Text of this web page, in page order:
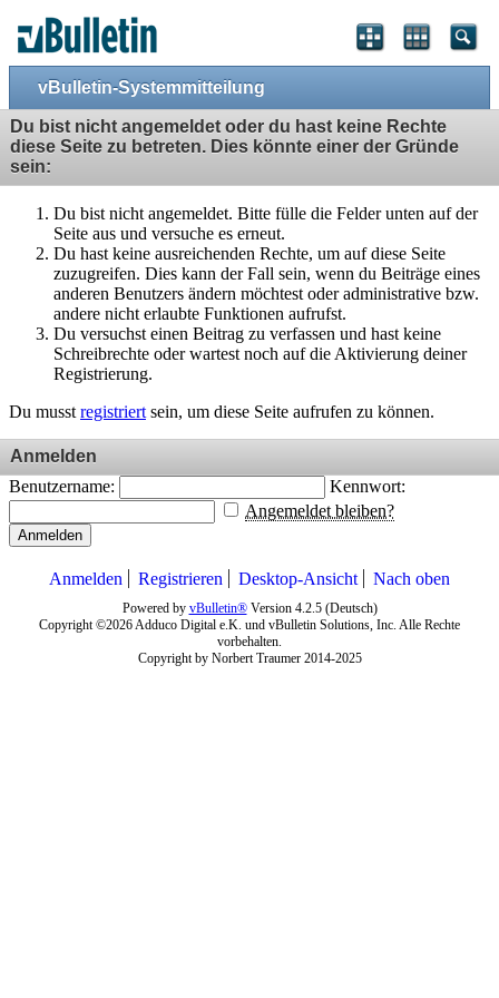
vBulletin-Systemmitteilung
Du bist nicht angemeldet oder du hast keine Rechte
diese Seite zu betreten. Dies könnte einer der Gründe
sein:
Du bist nicht angemeldet. Bitte fülle die Felder unten auf der
Seite aus und versuche es erneut.
Du hast keine ausreichenden Rechte, um auf diese Seite
zuzugreifen. Dies kann der Fall sein, wenn du Beiträge eines
anderen Benutzers ändern möchtest oder administrative bzw.
andere nicht erlaubte Funktionen aufrufst.
Du versuchst einen Beitrag zu verfassen und hast keine
Schreibrechte oder wartest noch auf die Aktivierung deiner
Registrierung.
Du musst registriert sein, um diese Seite aufrufen zu können.
Anmelden
Benutzername:
Kennwort:
Angemeldet bleiben?
Anmelden
Anmelden Registrieren Desktop-Ansicht Nach oben
Powered by vBulletin®Version 4.2.5 (Deutsch)
Copyright ©2026 Adduco Digital e.K. und vBulletin Solutions, Inc. Alle Rechte
vorbehalten.
Copyright by Norbert Traumer 2014-2025